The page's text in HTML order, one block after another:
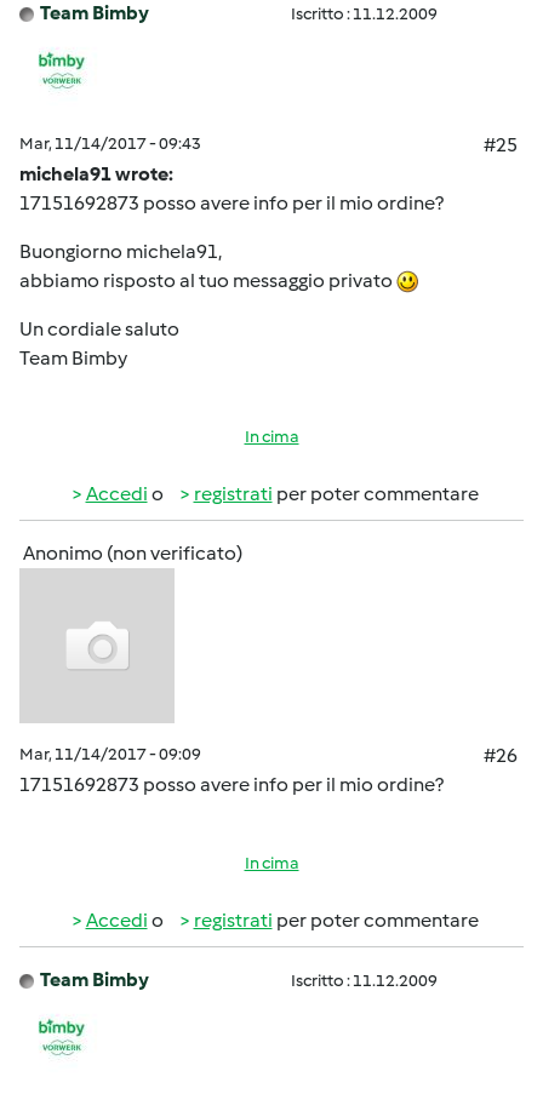
Team Bimby Iscritto : 11.12.2009
Mar, 11/14/2017 - 09:43
#25
michela91 wrote:
17151692873 posso avere info per il mio ordine?
Buongiorno michela91,
abbiamo risposto al tuo messaggio privato
Un cordiale saluto
Team Bimby
In cima
Accedi o registrati per poter commentare
Anonimo (non verificato)
Mar, 11/14/2017 - 09:09
#26
17151692873 posso avere info per il mio ordine?
In cima
Accedi o registrati per poter commentare
Team Bimby Iscritto : 11.12.2009